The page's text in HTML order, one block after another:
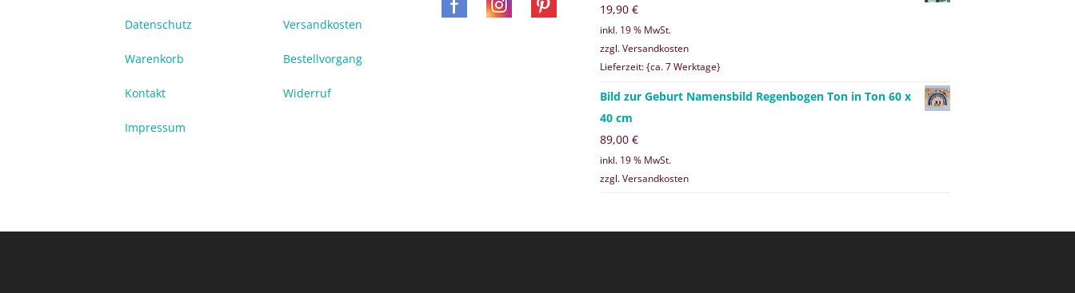
Datenschutz
Warenkorb
Kontakt
Impressum
Versandkosten
Bestellvorgang
Widerruf
19,90 €
inkl. 19 % MwSt.
zzgl. Versandkosten
Lieferzeit: {ca. 7 Werktage}
Bild zur Geburt Namensbild Regenbogen Ton in Ton 60 x
40 cm
89,00 €
inkl. 19 % MwSt.
zzgl. Versandkosten